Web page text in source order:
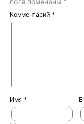
поля помечены *
Комментарий *
Имя *